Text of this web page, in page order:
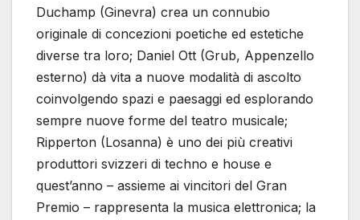
Duchamp (Ginevra) crea un connubio
originale di concezioni poetiche ed estetiche
diverse tra loro; Daniel Ott (Grub, Appenzello
esterno) dà vita a nuove modalità di ascolto
coinvolgendo spazi e paesaggi ed esplorando
sempre nuove forme del teatro musicale;
Ripperton (Losanna) è uno dei più creativi
produttori svizzeri di techno e house e
quest’anno – assieme ai vincitori del Gran
Premio – rappresenta la musica elettronica; la